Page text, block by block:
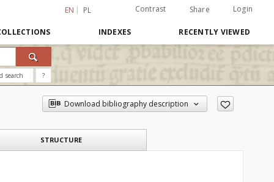
EN PL Contrast Share Login
INDEXES RECENTLY VIEWED
search ?
Download bibliography description
STRUCTURE